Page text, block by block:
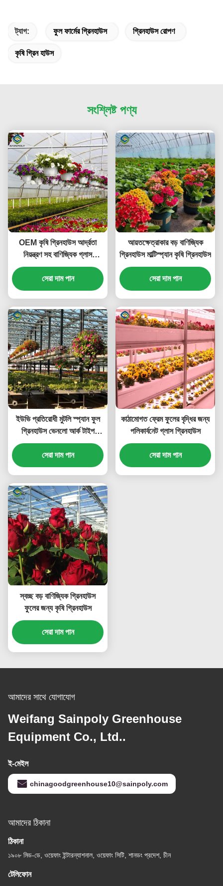
ট্যাগ: ফুল ফার্মের গ্রিনহাউস গ্রিনহাউস রোপণ
কৃষি গ্রিন হাউস
সংশ্লিষ্ট পণ্য
OEM কৃষি গ্রিনহাউস আর্দ্রতা
নিয়ন্ত্রণ সহ বাণিজ্যিক গ্লাস
গ্রিনহাউস
সেরা দাম পান
আয়তক্ষেত্রাকার বড় বাণিজ্যিক
গ্রিনহাউস মাল্টিস্প্যান কৃষি গ্রিনহাউস
সেরা দাম পান
ইউভি প্রতিরোধী মুটলি স্প্যান ফুল
গ্রিনহাউস ভেনলো আর্ক টাইপ
জলরোধী
সেরা দাম পান
কাঠামোগত ফ্রেম ফুলের বৃদ্ধির জন্য
পলিকার্বনেট গ্লাস গ্রিনহাউস
সেরা দাম পান
স্বচ্ছ বড় বাণিজ্যিক গ্রিনহাউস
ফুলের জন্য কৃষি গ্রিনহাউস
সেরা দাম পান
আমাদের সাথে যোগাযোগ
Weifang Sainpoly Greenhouse
Equipment Co., Ltd..
ই-মেইল
chinagoodgreenhouse10@sainpoly.com
আমাদের ঠিকানা
ঠিকানা
১৯০৮ মিড-ডে, ওয়েফাং ইন্টারন্যাশনাল, ওয়েফাং সিটি, শানডং প্রদেশ, চীন
টেলিফোন